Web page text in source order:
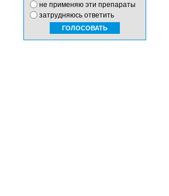
не применяю эти препараты
затрудняюсь ответить